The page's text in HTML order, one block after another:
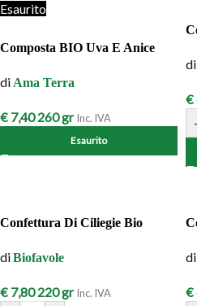
Esaurito
Composta BIO Uva E Anice
di Ama Terra
€ 7,40 260 gr Inc. IVA
Esaurito
di
€
-
Confettura Di Ciliegie Bio
diBiofavole
€ 7,80 220 gr Inc. IVA
di
€